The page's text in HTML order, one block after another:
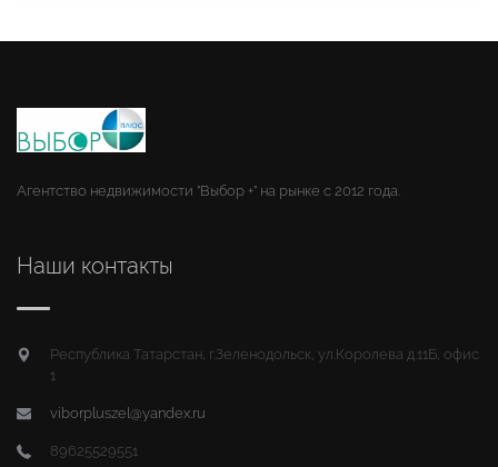
Агентство недвижимости "Выбор +" на рынке с 2012 года.
Наши контакты
Республика Татарстан, г.Зеленодольск, ул.Королева д.11Б, офис
1
viborpluszel@yandex.ru
89625529551